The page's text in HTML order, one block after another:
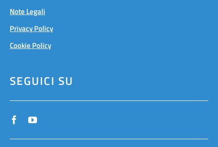
Note Legali
Privacy Policy
Cookie Policy
SEGUICI SU